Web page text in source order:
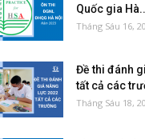
Quốc gia
Tháng Sáu 16,
Đề thi đánh
tất cả các
Tháng Sáu 18,